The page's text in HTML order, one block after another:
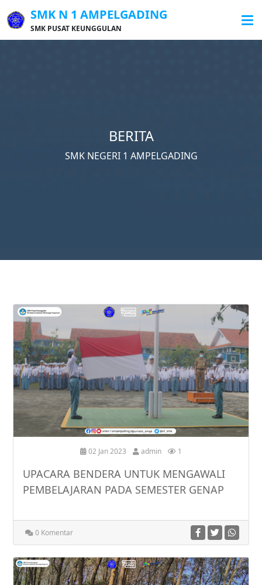
SMK N 1 AMPELGADING
SMK PUSAT KEUNGGULAN
BERITA
SMK NEGERI 1 AMPELGADING
02 Jan 2023 admin 1
UPACARA BENDERA UNTUK MENGAWALI
PEMBELAJARAN PADA SEMESTER GENAP
0 Komentar